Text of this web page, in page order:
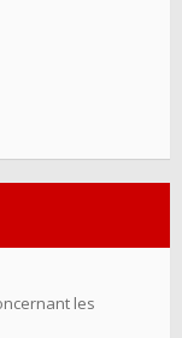
les